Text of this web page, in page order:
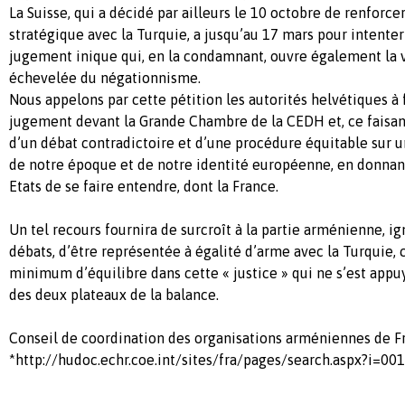
La Suisse, qui a décidé par ailleurs le 10 octobre de
stratégique avec la Turquie, a jusqu’au 17 mars pour
jugement inique qui, en la condamnant, ouvre également la
échevelée du négationnisme.
Nous appelons par cette pétition les autorités helvétiques à
jugement devant la Grande Chambre de la CEDH et, ce
d’un débat contradictoire et d’une procédure équitable sur
de notre époque et de notre identité européenne, en
Etats de se faire entendre, dont la France.
Un tel recours fournira de surcroît à la partie arménienne,
débats, d’être représentée à égalité d’arme avec la
minimum d’équilibre dans cette « justice » qui ne s’est
des deux plateaux de la balance.
Conseil de coordination des organisations arméniennes de
*http://hudoc.echr.coe.int/sites/fra/pages/